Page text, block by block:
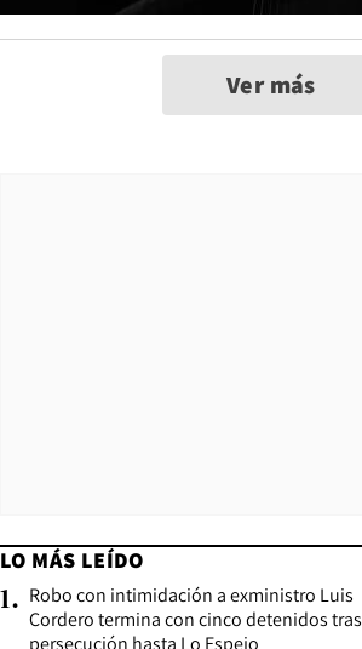
Ver más
LO MÁS LEÍDO
1. Robo con intimidación a exministro Luis
Cordero termina con cinco detenidos tras
persecución hasta Lo Espejo